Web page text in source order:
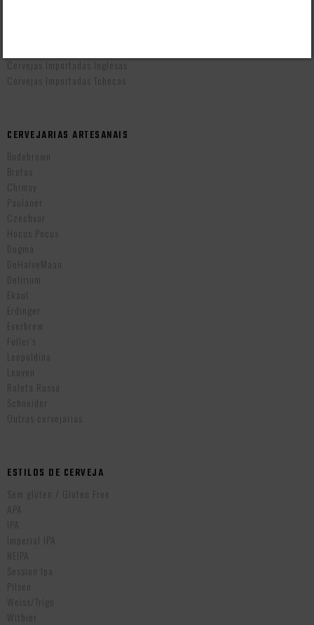
Cervejas Importadas Inglesas
Cervejas Importadas Tchecas
CERVEJARIAS ARTESANAIS
Bodebrown
Brotas
Chimay
Paulaner
Czechvar
Hocus Pocus
Dogma
DeHalveMaan
Delirium
Ekaut
Erdinger
Everbrew
Fuller’s
Leopoldina
Leuven
Roleta Russa
Schneider
Outras cervejarias
ESTILOS DE CERVEJA
Sem glúten / Gluten Free
APA
IPA
Imperial IPA
NEIPA
Session Ipa
Pilsen
Weiss/Trigo
Witbier